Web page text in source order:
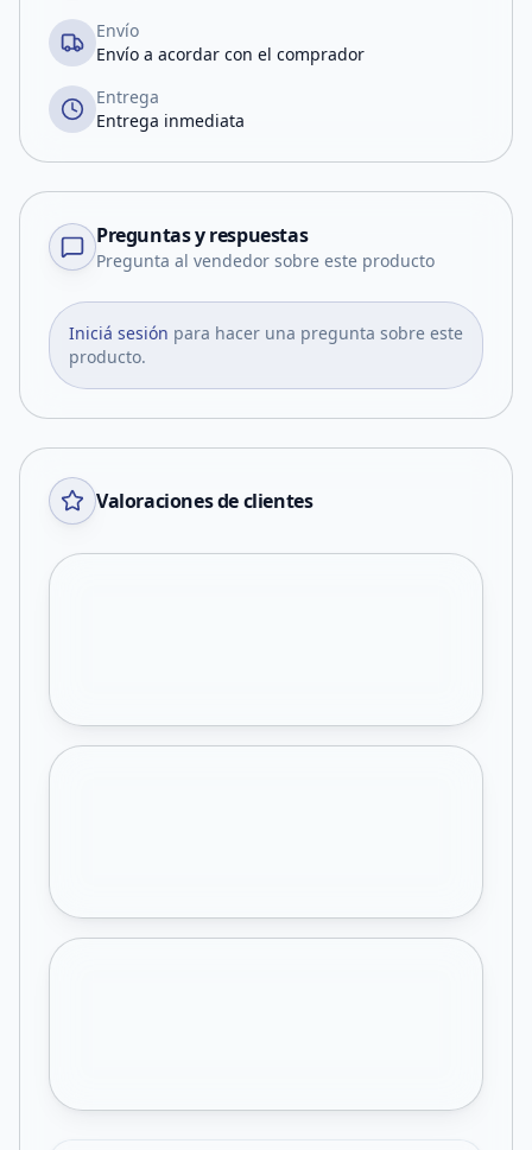
Envío
Envío a acordar con el comprador
Entrega
Entrega inmediata
Preguntas y respuestas
Pregunta al vendedor sobre este producto
Iniciá sesión para hacer una pregunta sobre este
producto.
Valoraciones de clientes